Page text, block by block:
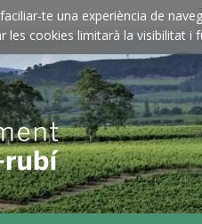
te una experiència de
les cookies limitarà la visibilitat